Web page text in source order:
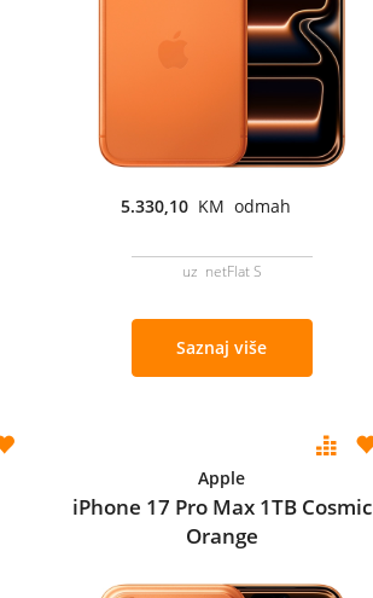
5.330,10 KM odmah
uz netFlat S
Saznaj više
Apple
iPhone 17 Pro Max 1TB Cosmic
Orange